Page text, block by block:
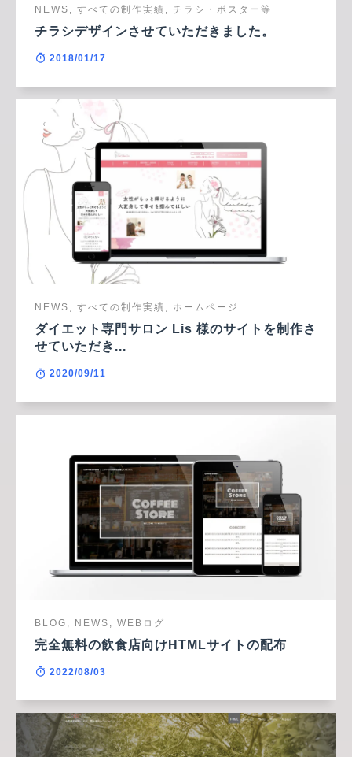
NEWS, すべての制作実績, チラシ・ポスター等
チラシデザインさせていただきました。
2018/01/17
NEWS, すべての制作実績, ホームページ
ダイエット専門サロン Lis 様のサイトを制作さ
せていただき...
2020/09/11
BLOG, NEWS, WEBログ
完全無料の飲食店向けHTMLサイトの配布
2022/08/03